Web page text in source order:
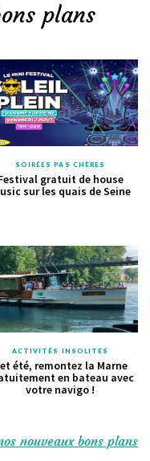
plans
SOIRÉES PAS CHÈRES
gratuit de house
sur les quais de Seine
ACTIVITÉS INSOLITES
été, remontez la Marne
en bateau avec
votre navigo !
nouveaux bons plans